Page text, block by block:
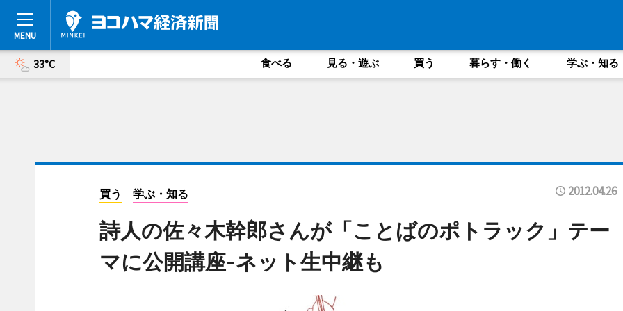
33°C 食べる 見る・遊ぶ 買う 暮らす・働く 学ぶ・知る
買う 学ぶ・知る 2012.04.26
詩人の佐々木幹郎さんが「ことばのポトラック」テー
マに公開講座-ネット生中継も